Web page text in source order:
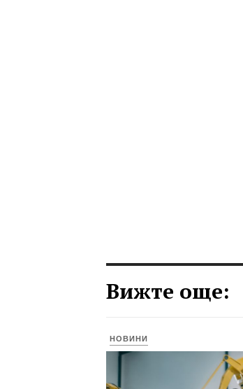
Вижте още:
НОВИНИ